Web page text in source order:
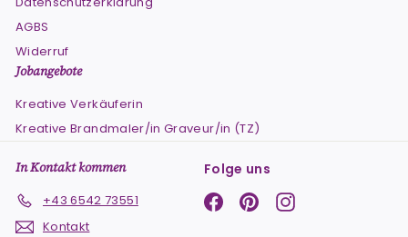
AGBS
Widerruf
Jobangebote
Kreative Verkäuferin
Kreative Brandmaler/in Graveur/in (TZ)
In Kontakt kommen
+43 6542 73551
Kontakt
Folge uns
Facebook
PinterestInstagram